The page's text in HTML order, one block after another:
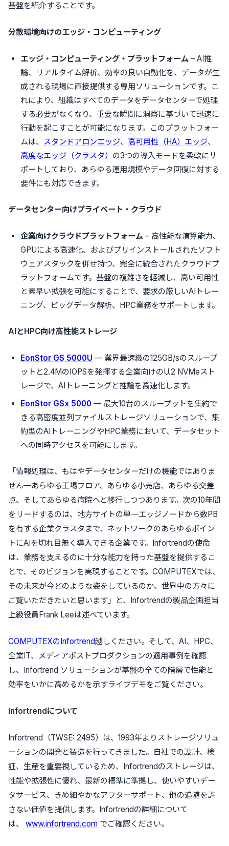
基盤を紹介することです。
分散環境向けのエッジ・コンピューティング
エッジ・コンピューティング・プラットフォーム – AI推
論、リアルタイム解析、効率の良い自動化を、データが生
成される現場に直接提供する専用ソリューションです。こ
れにより、組織はすべてのデータをデータセンターで処理
する必要がなくなり、重要な瞬間に洞察に基づいて迅速に
行動を起こすことが可能になります。このプラットフォー
ムは、 スタンドアロンエッジ、 高可用性（HA）エッジ、
高度なエッジ（クラスタ） の3つの導入モードを柔軟にサ
ポートしており、あらゆる運用規模やデータ回復に対する
要件にも対応できます。
データセンター向けプライベート・クラウド
企業向けクラウドプラットフォーム – 高性能な演算能力、
GPUによる高速化、およびプリインストールされたソフト
ウェアスタックを併せ持つ、完全に統合されたクラウドプ
ラットフォームです。基盤の複雑さを軽減し、高い可用性
と素早い拡張を可能にすることで、要求の厳しいAIトレー
ニング、ビッグデータ解析、HPC業務をサポートします。
AI とHPC向け高性能ストレージ
EonStor GS 5000U — 業界最速級の125GB/sのスループ
ットと2.4MのIOPSを発揮する企業向けのU.2 NVMeスト
レージで、AIトレーニングと推論を高速化します。
EonStor GSx 5000 — 最大10台のスループットを集約で
きる高密度並列ファイルストレージソリューションで、集
約型のAIトレーニングやHPC業務において、データセット
への同時アクセスを可能にします。
「情報処理は、もはやデータセンターだけの機能ではありま
せん—あらゆる工場フロア、あらゆる小売店、あらゆる交差
点、そしてあらゆる病院へと移行しつつあります。次の10年間
をリードするのは、地方サイトの単一エッジノードから数PB
を有する企業クラスタまで、ネットワークのあらゆるポイン
トにAIを切れ目無く導入できる企業です。Infortrendの使命
は、業務を支えるのに十分な能力を持った基盤を提供するこ
とで、そのビジョンを実現することです。COMPUTEXでは、
その未来が今どのような姿をしているのか、世界中の方々に
ご覧いただきたいと思います」と、Infortrendの製品企画担当
上級役員Frank Leeは述べています。
COMPUTEXのInfortrend越しください。そして、AI、HPC、
企業IT、メディアポストプロダクションの適用事例を確認
し、Infortrend ソリューションが基盤の全ての階層で性能と
効率をいかに高めるかを示すライブデモをご覧ください。
Infortrendについて
Infortrend（TWSE: 2495）は、1993年よりストレージソリュ
ーションの開発と製造を行ってきました。自社での設計、検
証、生産を重要視しているため、Infortrendのストレージは、
性能や拡張性に優れ、最新の標準に準拠し、使いやすいデー
タサービス、きめ細やかなアフターサポート、他の追随を許
さない価値を提供します。Infortrendの詳細について
は、 www.infortrend.com でご確認ください。